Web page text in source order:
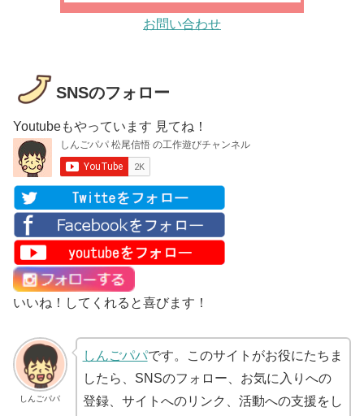
お問い合わせ
SNSのフォロー
Youtubeもやっています 見てね！
いいね！してくれると喜びます！
しんごパパ
しんごパパです。このサイトがお役にたちま
したら、SNSのフォロー、お気に入りへの
登録、サイトへのリンク、活動への支援をし